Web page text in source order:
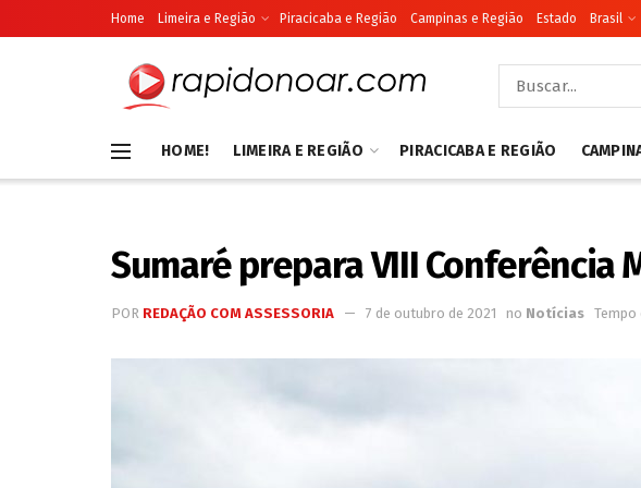
Home Limeira e Região Piracicaba e Região Campinas e Região Estado Brasil
HOME! LIMEIRA E REGIÃO PIRACICABA E REGIÃO
Sumaré prepara VIII Conferência
POR REDAÇÃO COM ASSESSORIA 7 de outubro de 2021 no Notícias Tempo